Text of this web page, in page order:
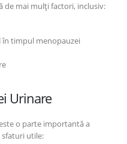
de mai mulți factori, inclusiv:
în timpul menopauzei
Urinare
o parte importantă a
sfaturi utile: